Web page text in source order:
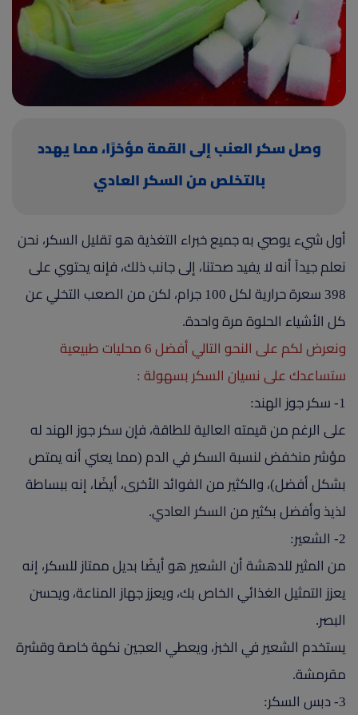
أعلن معنا
وصل سكر العنب إلى القمة مؤخرًا، مما يهدد
بالتخلص من السكر العادي
أول شيء يوصي به جميع خبراء التغذية هو تقليل السكر، نحن
نعلم جيداً أنه لا يفيد صحتنا، إلى جانب ذلك، فإنه يحتوي على
398 سعرة حرارية لكل 100 جرام، لكن من الصعب التخلي عن
كل الأشياء الحلوة مرة واحدة.
ونعرض لكم على النحو التالي أفضل 6 محليات طبيعية
ستساعدك على نسيان السكر بسهولة :
1- سكر جوز الهند:
على الرغم من قيمته العالية للطاقة، فإن سكر جوز الهند له
مؤشر منخفض لنسبة السكر في الدم (مما يعني أنه يمتص
بشكل أفضل)، والكثير من الفوائد الأخرى، أيضًا، إنه ببساطة
لذيذ وأفضل بكثير من السكر العادي.
2- الشعير:
من المثير للدهشة أن الشعير هو أيضًا بديل ممتاز للسكر، إنه
يعزز التمثيل الغذائي الخاص بك، ويعزز جهاز المناعة، ويحسن
البصر.
يستخدم الشعير في الخبز، ويعطي العجين نكهة خاصة وقشرة
مقرمشة.
3- دبس السكر: